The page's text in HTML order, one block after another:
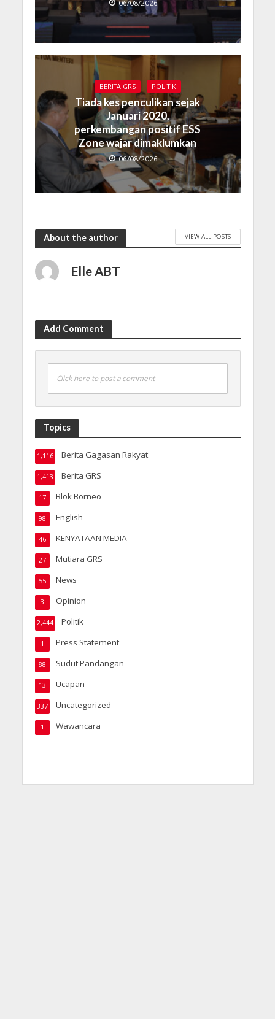
06/08/2026
BERITA GRS POLITIK
Tiada kes penculikan sejak
Januari 2020,
perkembangan positif ESS
Zone wajar dimaklumkan
06/08/2026
About the author VIEW ALL POSTS
Elle ABT
Add Comment
Click here to post a comment
Topics
Berita Gagasan Rakyat
1,116
Berita GRS
1,413
Blok Borneo
17
English
98
KENYATAAN MEDIA
46
Mutiara GRS
27
News
55
Opinion
3
Politik
2,444
Press Statement
1
Sudut Pandangan
88
Ucapan
13
Uncategorized
337
Wawancara
1